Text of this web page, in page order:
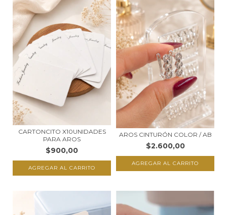
CARTONCITO X10UNIDADES
PARA AROS
$900,00
AROS CINTURÓN COLOR / AB
$2.600,00